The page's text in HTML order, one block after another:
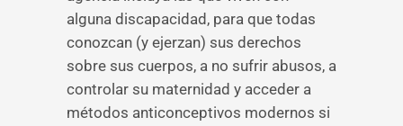
alguna discapacidad, para que todas
conozcan (y ejerzan) sus derechos
sobre sus cuerpos, a no sufrir abusos, a
controlar su maternidad y acceder a
métodos anticonceptivos modernos si